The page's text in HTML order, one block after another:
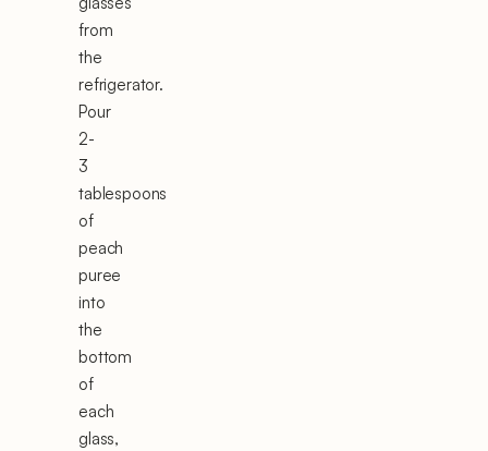
from
the
refrigerator.
Pour
2-
3
tablespoons
of
peach
puree
into
the
bottom
of
each
glass,